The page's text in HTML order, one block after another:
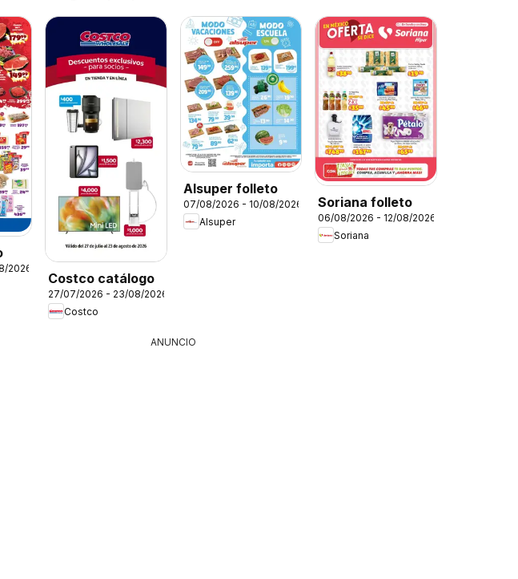
2026
Costco catálogo
27/07/2026 - 23/08/2026
Costco
Alsuper folleto
07/08/2026 - 10/08/2026
Alsuper
Soriana folleto
06/08/2026 - 12/08/2026
Soriana
ANUNCIO